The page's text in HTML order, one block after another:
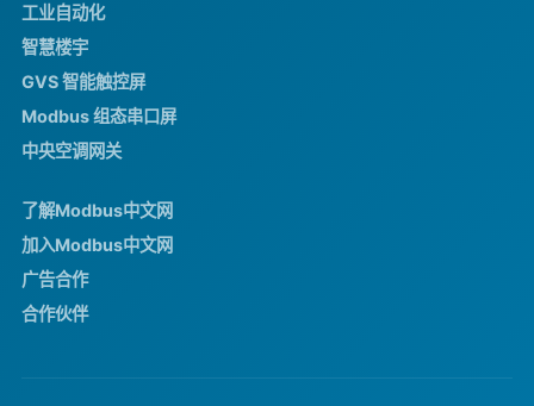
工业自动化
智慧楼宇
GVS 智能触控屏
Modbus 组态串口屏
中央空调网关
了解Modbus中文网
加入Modbus中文网
广告合作
合作伙伴